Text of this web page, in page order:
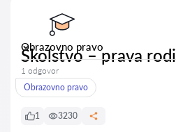
Obrazovno pravo
Školstvo – prava
1 odgovor
Obrazovno pravo
1 3230